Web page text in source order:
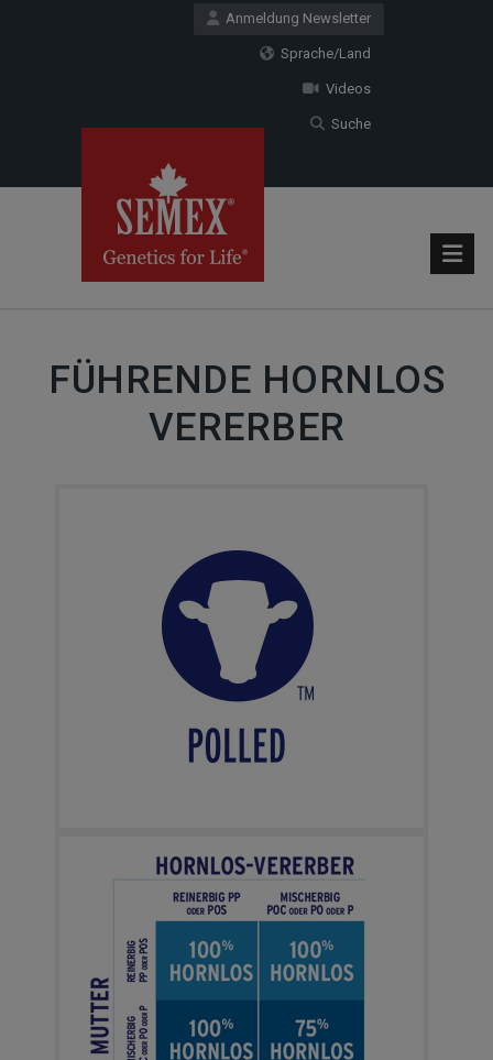
Anmeldung Newsletter
Sprache/Land
Videos
Suche
FÜHRENDE HORNLOS
VERERBER